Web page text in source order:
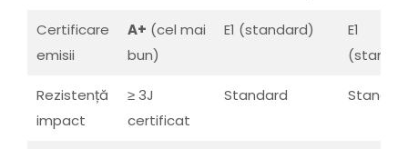
Certificare
emisii
A+ (cel mai
bun)
E1 (standard)
E1
Rezistență
impact
≥ 3J
certificat
Standard